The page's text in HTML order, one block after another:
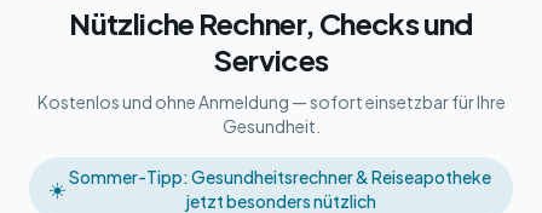
Nützliche Rechner, Checks und
Services
Kostenlos und ohne Anmeldung — sofort einsetzbar für Ihre
Gesundheit.
☀️Sommer-Tipp: Gesundheitsrechner & Reiseapotheke
jetzt besonders nützlich